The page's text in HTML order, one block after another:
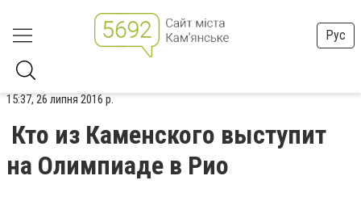
Рус
15:37, 26 липня 2016 р.
Кто из Каменского выступит
на Олимпиаде в Рио